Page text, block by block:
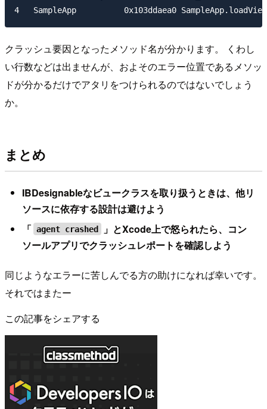
クラッシュ要因となったメソッド名が分かります。 くわし
い行数などは出ませんが、およそのエラー位置であるメソッ
ドが分かるだけでアタリをつけられるのではないでしょう
か。
まとめ
IBDesignableなビュークラスを取り扱うときは、他リ
ソースに依存する設計は避けよう
「 agent crashed
」とXcode上で怒られたら、コン
ソールアプリでクラッシュレポートを確認しよう
同じようなエラーに苦しんでる方の助けになれば幸いです。
それではまたー
この記事をシェアする